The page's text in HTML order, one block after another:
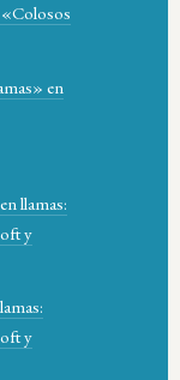
en
llamas:
y
y